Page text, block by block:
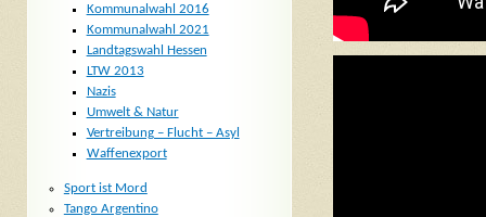
Kommunalwahl 2016
Kommunalwahl 2021
Landtagswahl Hessen
LTW 2013
Nazis
Umwelt & Natur
Vertreibung – Flucht – Asyl
Waffenexport
Sport ist Mord
Tango Argentino